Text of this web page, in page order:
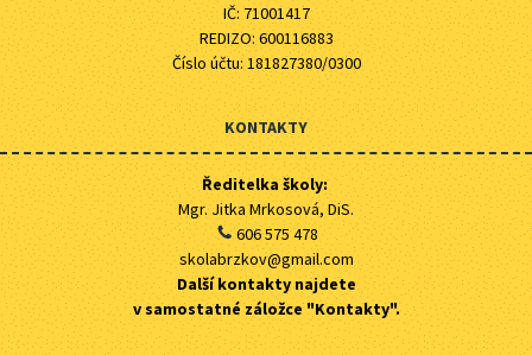
IČ: 71001417
REDIZO: 600116883
Číslo účtu: 181827380/0300
KONTAKTY
Ředitelka školy:
Mgr. Jitka Mrkosová, DiS.
606 575 478
skolabrzkov@gmail.com
Další kontakty najdete
v samostatné záložce "Kontakty".